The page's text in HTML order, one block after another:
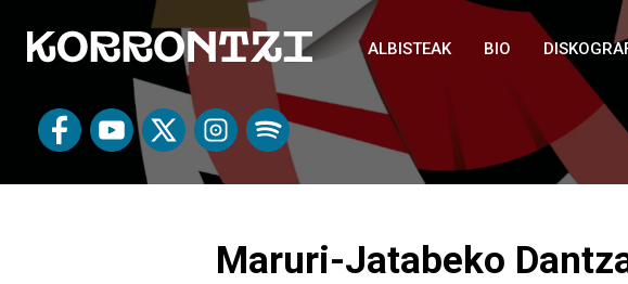
ALBISTEAK BIO
Maruri-Jatabeko